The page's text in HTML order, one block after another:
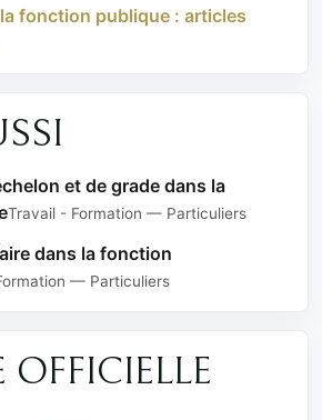
fonction publique : articles
et de grade dans la
Travail - Formation — Particuliers
dans la fonction
— Particuliers
OFFICIELLE